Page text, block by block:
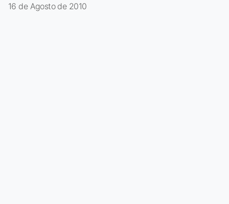
16 de Agosto de 2010